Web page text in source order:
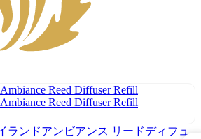
ランドアンビアンス リードディフュ